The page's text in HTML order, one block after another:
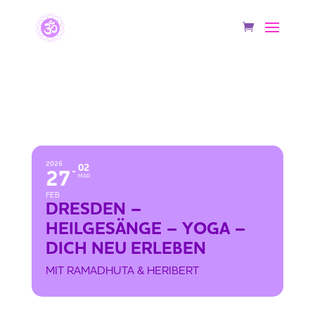
2026
27
FEB
02
MAR
DRESDEN –
HEILGESÄNGE – YOGA –
DICH NEU ERLEBEN
MIT RAMADHUTA & HERIBERT